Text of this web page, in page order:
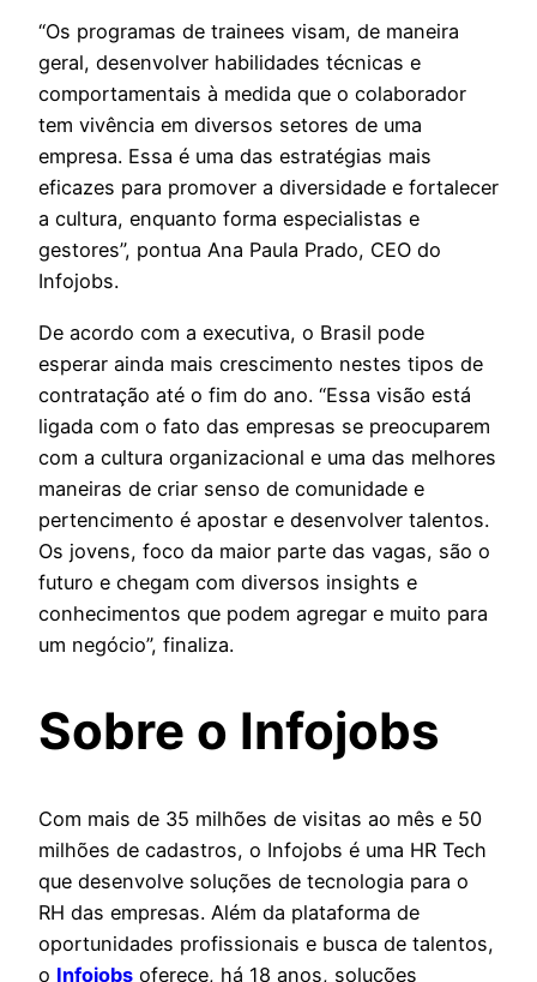
“Os programas de trainees visam, de maneira
geral, desenvolver habilidades técnicas e
comportamentais à medida que o colaborador
tem vivência em diversos setores de uma
empresa. Essa é uma das estratégias mais
eficazes para promover a diversidade e fortalecer
a cultura, enquanto forma especialistas e
gestores”, pontua Ana Paula Prado, CEO do
Infojobs.
De acordo com a executiva, o Brasil pode
esperar ainda mais crescimento nestes tipos de
contratação até o fim do ano. “Essa visão está
ligada com o fato das empresas se preocuparem
com a cultura organizacional e uma das melhores
maneiras de criar senso de comunidade e
pertencimento é apostar e desenvolver talentos.
Os jovens, foco da maior parte das vagas, são o
futuro e chegam com diversos insights e
conhecimentos que podem agregar e muito para
um negócio”, finaliza.
Sobre o Infojobs
Com mais de 35 milhões de visitas ao mês e 50
milhões de cadastros, o Infojobs é uma HR Tech
que desenvolve soluções de tecnologia para o
RH das empresas. Além da plataforma de
oportunidades profissionais e busca de talentos,
o Infojobs oferece, há 18 anos, soluções